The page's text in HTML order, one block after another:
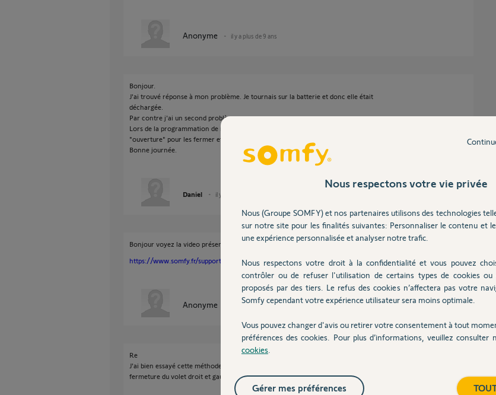
Anonyme il y a plus de 9 ans
Bonjour.
J'ai trouvé réponse à mon problème. Je tournais sur la batterie et donc elle était
déchargée.
Par contre j'ai un second problème.
Lors de la programmation de mes volets, la télécommande est inversée. Il faut appuyer sur
"ouverture" pour les fermer et sur "fermeture" pour les ouvrir.
Bonne journée.
Daniel il y a plus de 9 ans
Bonjour voyez la video présentée par Tiffany !
https://www.somfy.fr/support/videos/volet-roulant/reglage...
Anonyme il y a plus de 9 ans
Re
J'ai bien essayé cette méthode, par contre sur les volets battants, cela change la priorité de
fermeture du volet droit et gauche mais pas n'inverse pas la fermeture et l'ouverture
Nous respectons votre vie privée
Nous (Groupe SOMFY) et nos partenaires utilisons des technologies
sur notre site pour les finalités suivantes: Personnaliser le contenu et
une expérience personnalisée et analyser notre trafic.
Nous respectons votre droit à la confidentialité et vous pouvez
contrôler ou de refuser l'utilisation de certains types de cookies ou
proposés par des tiers. Le refus des cookies n’affectera pas votre
Somfy cependant votre expérience utilisateur sera moins optimale.
Vous pouvez changer d'avis ou retirer votre consentement à tout
préférences des cookies. Pour plus d’informations, veuillez consulter
cookies
Gérer mes préférences